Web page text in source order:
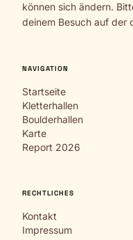
können sich ändern.
deinem Besuch auf der
NAVIGATION
Startseite
Kletterhallen
Boulderhallen
Karte
Report 2026
RECHTLICHES
Kontakt
Impressum